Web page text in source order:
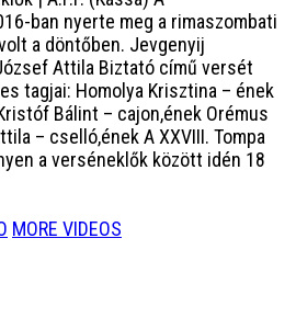
ban nyerte meg a rimaszombati
a döntőben. Jevgenyij
Attila Biztató című versét
tagjai: Homolya Krisztina – ének
Bálint – cajon,ének Orémus
– cselló,ének A XXVIII. Tompa
a verséneklők között idén 18
MORE VIDEOS